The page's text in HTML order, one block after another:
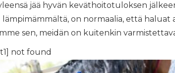
jää hyvän keväthoitotuloksen
on normaalia, että haluat
sen, meidän on kuitenkin
not found